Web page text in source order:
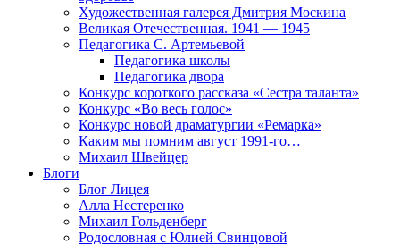
Художественная галерея Дмитрия Москина
Великая Отечественная. 1941 — 1945
Педагогика С. Артемьевой
Педагогика школы
Педагогика двора
Конкурс короткого рассказа «Сестра таланта»
Конкурс «Во весь голос»
Конкурс новой драматургии «Ремарка»
Каким мы помним август 1991-го…
Михаил Швейцер
Блоги
Блог Лицея
Алла Нестеренко
Михаил Гольденберг
Родословная с Юлией Свинцовой